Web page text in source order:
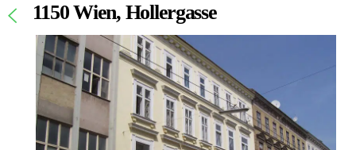
1150 Wien, Hollergasse